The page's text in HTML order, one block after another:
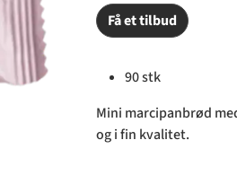
Få et tilbud
90 stk
Mini marcipanbrød
og i fin kvalitet.